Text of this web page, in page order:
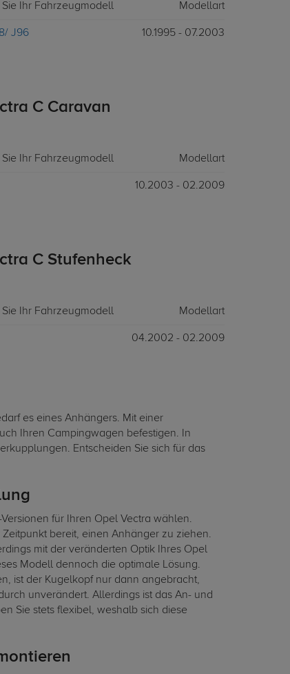
Ihr Fahrzeugmodell Modellart
J96 10.1995 - 07.2003
C Caravan
Ihr Fahrzeugmodell Modellart
10.2003 - 02.2009
C Stufenheck
Ihr Fahrzeugmodell Modellart
04.2002 - 02.2009
es eines Anhängers. Mit einer
Ihren Campingwagen befestigen. In
Entscheiden Sie sich für das
für Ihren Opel Vectra wählen.
Zeitpunkt bereit, einen Anhänger zu ziehen.
mit der veränderten Optik Ihres Opel
Modell dennoch die optimale Lösung.
ist der Kugelkopf nur dann angebracht,
unverändert. Allerdings ist das An- und
Sie stets flexibel, weshalb sich diese